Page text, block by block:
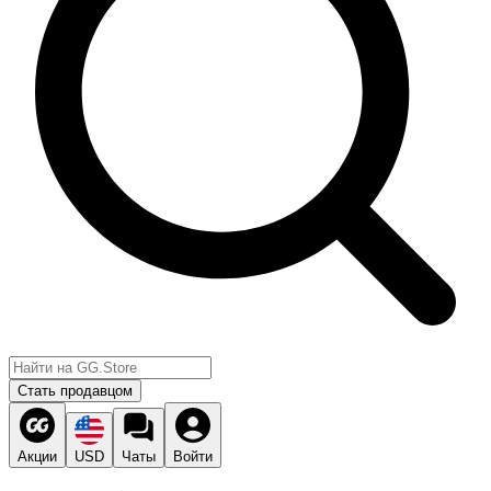
Стать продавцом
Акции USD Чаты Войти